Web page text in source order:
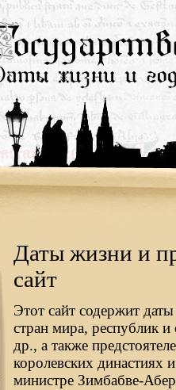
Даты жизни и
сайт
Этот сайт содержит
стран мира, республик и
др., а также
королевских династиях
министре Зимбабве-